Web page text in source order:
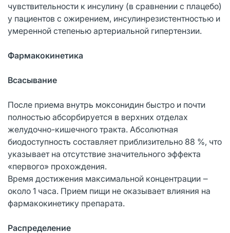
чувствительности к инсулину (в сравнении с плацебо)
у пациентов с ожирением, инсулинрезистентностью и
умеренной степенью артериальной гипертензии.
Фармакокинетика
Всасывание
После приема внутрь моксонидин быстро и почти
полностью абсорбируется в верхних отделах
желудочно-кишечного тракта. Абсолютная
биодоступность составляет приблизительно 88 %, что
указывает на отсутствие значительного эффекта
«первого» прохождения.
Время достижения максимальной концентрации ‒
около 1 часа. Прием пищи не оказывает влияния на
фармакокинетику препарата.
Распределение